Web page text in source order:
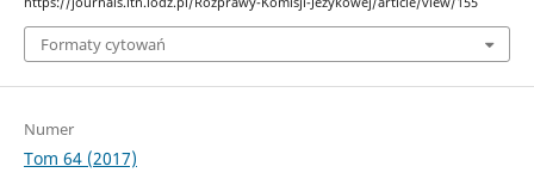
Formaty cytowań
Numer
Tom 64 (2017)